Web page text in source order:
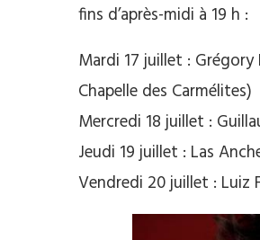
fins d’après-midi à 19 h :
Mardi 17 juillet :
Chapelle des Carmélites)
Mercredi 18 juillet :
Jeudi 19 juillet : Las
Vendredi 20 juillet : Luiz